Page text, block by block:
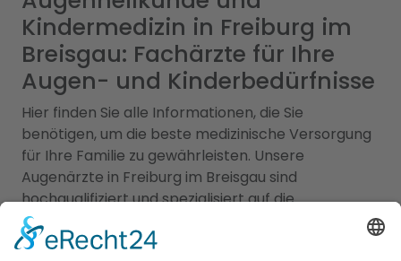
Kindermedizin in Freiburg im
Breisgau: Fachärzte für Ihre
Augen- und Kinderbedürfnisse
Hier finden Sie alle Informationen, die Sie
benötigen, um die beste medizinische Versorgung
für Ihre Familie zu gewährleisten. Unsere
Augenärzte in Freiburg im Breisgau sind
hochqualifiziert und spezialisiert auf die
Behandlung und Pflege Ihrer Augengesundheit. Sie
bieten eine breite Palette von Dienstleistungen,